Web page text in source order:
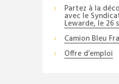
Partez à la
avec le
Lewarde, le 26
Camion Bleu
Offre d’emploi